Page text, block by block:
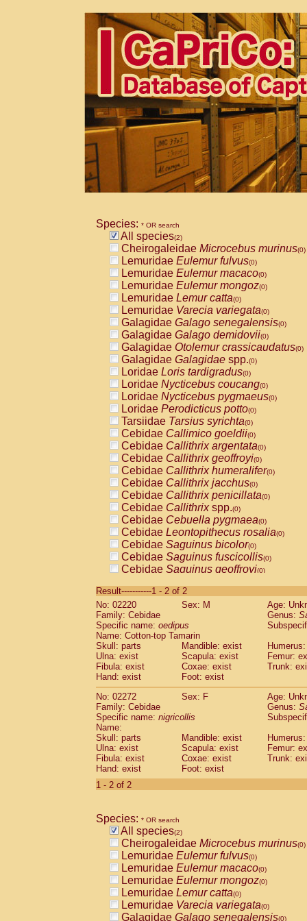
Species: * OR search
All species(2)
Cheirogaleidae Microcebus murinus(0)
Lemuridae Eulemur fulvus(0)
Lemuridae Eulemur macaco(0)
Lemuridae Eulemur mongoz(0)
Lemuridae Lemur catta(0)
Lemuridae Varecia variegata(0)
Galagidae Galago senegalensis(0)
Galagidae Galago demidovii(0)
Galagidae Otolemur crassicaudatus(0)
Galagidae Galagidae spp.(0)
Loridae Loris tardigradus(0)
Loridae Nycticebus coucang(0)
Loridae Nycticebus pygmaeus(0)
Loridae Perodicticus potto(0)
Tarsiidae Tarsius syrichta(0)
Cebidae Callimico goeldii(0)
Cebidae Callithrix argentata(0)
Cebidae Callithrix geoffroyi(0)
Cebidae Callithrix humeralifer(0)
Cebidae Callithrix jacchus(0)
Cebidae Callithrix penicillata(0)
Cebidae Callithrixspp.(0)
Cebidae Cebuella pygmaea(0)
Cebidae Leontopithecus rosalia(0)
Cebidae Saguinus bicolor(0)
Cebidae Saguinus fuscicollis(0)
Cebidae Saguinus geoffroyi(0)
CebidaeSaguinus labiatus(0)
Cebidae Saguinus leucopus (0)
Cebidae
CebidaeSaguinus mystax
Cebidae Saguinus nigricollis (1)
Cebidae Saguinus oedipus
Cebidae Saguinus weddelli
Cebidae Saguinusspp.
Cebidae Aotus trivirgatus
Cebidae
CebidaeCebus apella
Cebidae
Cebidae Cebus nigrivittatus
Cebidae Cebusspp.(0)
Cebidae Saimiri boliviensis
CebidaeSaimiri sciureus(0)
AtelidaeAlouatta caraya(0)
Atelidae Alouatta seniculus
AtelidaeAlouatta
AtelidaeAteles belzebuth(0)
AtelidaeAteles geoffroyi(0)
AtelidaeAteles paniscus(0)
AtelidaeAtelesspp. (0)
AtelidaeLagothrix lagothricha
AtelidaeLagothrix lagothricha cana
PitheciidaeCacajao calvus
Result-----------1 - 2 of 2
No: 02220
Sex: M
Age:
Family: Cebidae
Genus:
Specific name: oedipus
Name: Cotton-top Tamarin
Skull: parts
Mandible: exist
Ulna: exist
Scapula: exist
Femur:
Fibula: exist
Coxae: exist
Trunk:
Hand: exist
Foot: exist
No: 02272
Sex: F
Age:
Family: Cebidae
Genus:
Specific name: nigricollis
Name:
Skull: parts
Mandible: exist
Ulna: exist
Scapula: exist
Femur:
Fibula: exist
Coxae: exist
Trunk:
Hand: exist
Foot: exist
1 - 2 of 2
Species: * OR search
All species(2)
Cheirogaleidae Microcebus murinus(0)
Lemuridae Eulemur fulvus(0)
Lemuridae Eulemur macaco(0)
Lemuridae Eulemur mongoz(0)
Lemuridae Lemur catta(0)
Lemuridae Varecia variegata(0)
Galagidae Galago senegalensis(0)